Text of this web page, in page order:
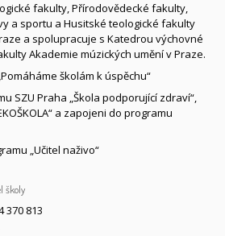
fakulty, Přírodovědecké fakulty,
a sportu a Husitské teologické fakulty
a spolupracuje s Katedrou výchovné
Akademie múzických umění v Praze.
školám k úspěchu“
SZU Praha „Škola podporující zdraví“,
a zapojeni do programu
„Učitel naživo“
školy
370 813